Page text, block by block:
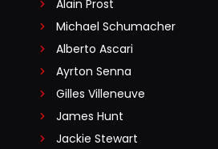
Alain Prost
Michael Schumacher
Alberto Ascari
Ayrton Senna
Gilles Villeneuve
James Hunt
Jackie Stewart